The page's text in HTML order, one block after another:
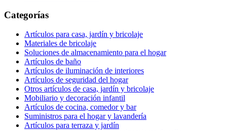
Categorías
Artículos para casa, jardín y bricolaje
Materiales de bricolaje
Soluciones de almacenamiento para el hogar
Artículos de baño
Artículos de iluminación de interiores
Artículos de seguridad del hogar
Otros artículos de casa, jardín y bricolaje
Mobiliario y decoración infantil
Artículos de cocina, comedor y bar
Suministros para el hogar y lavandería
Artículos para terraza y jardín